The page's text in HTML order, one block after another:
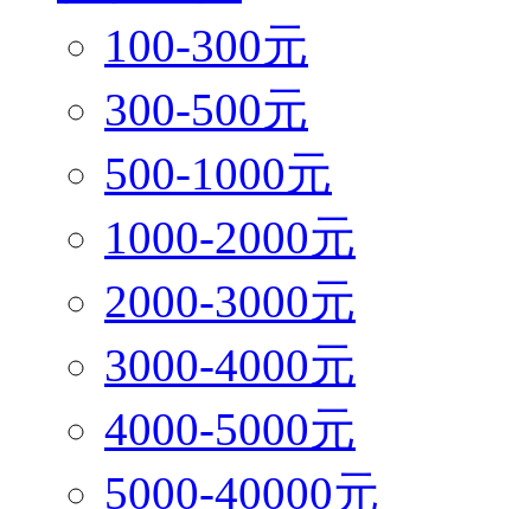
100-300元
300-500元
500-1000元
1000-2000元
2000-3000元
3000-4000元
4000-5000元
5000-40000元